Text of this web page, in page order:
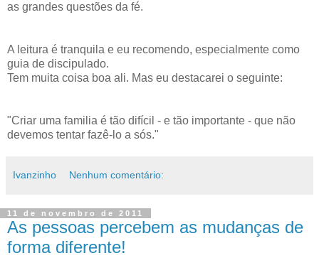
as grandes questões da fé.
A leitura é tranquila e eu recomendo, especialmente como
guia de discipulado.
Tem muita coisa boa ali. Mas eu destacarei o seguinte:
"Criar uma familia é tão difícil - e tão importante - que não
devemos tentar fazê-lo a sós."
Ivanzinho Nenhum comentário:
11 de novembro de 2011
As pessoas percebem as mudanças de
forma diferente!